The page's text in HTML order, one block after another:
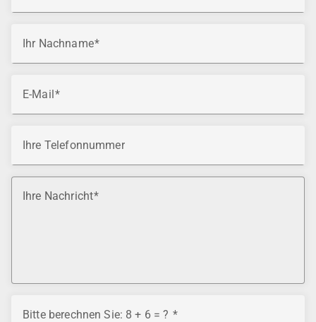
Ihr Nachname
E-Mail
Ihre Telefonnummer
Ihre Nachricht
Bitte berechnen Sie: 8 + 6 = ?